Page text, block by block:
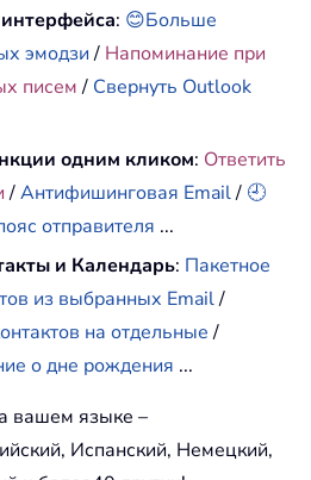
: 😊Больше
эмодзи/ Напоминание при
писем/ Свернуть Outlook
одним кликом: Ответить
/Антифишинговая Email/ 🕘
отправителя ...
и Календарь: Пакетное
из выбранных Email/
на отдельные/
о дне рождения ...
вашем языке –
Испанский, Немецкий,